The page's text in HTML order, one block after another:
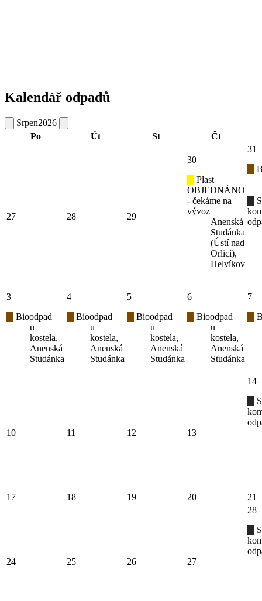
Kalendář odpadů
Srpen2026
Po
Út St Čt
27 28 29
30
Plast
OBJEDNÁNO
- čekáme na
vývoz
Anenská
Studánka
(Ústí nad
Orlicí),
Helvíkov
31
3
Bioodpad
u
kostela,
Anenská
Studánka
4
Bioodpad
u
kostela,
Anenská
Studánka
5
Bioodpad
u
kostela,
Anenská
Studánka
6
Bioodpad
u
kostela,
Anenská
Studánka
7
10 11 12 13
14
17 18 19 20 21
24 25 26 27
28